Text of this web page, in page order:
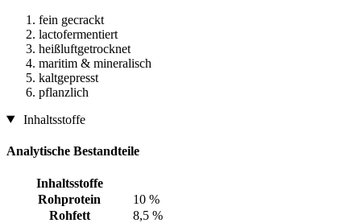
fein gecrackt
lactofermentiert
heißluftgetrocknet
maritim & mineralisch
kaltgepresst
pflanzlich
Inhaltsstoffe
Analytische Bestandteile
Inhaltsstoffe
Rohprotein
10 %
Rohfett
8,5 %